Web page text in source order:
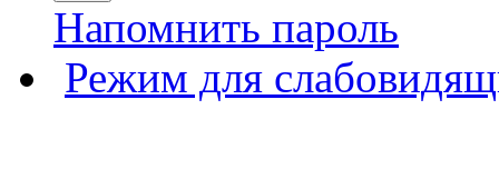
Напомнить пароль
Режим для